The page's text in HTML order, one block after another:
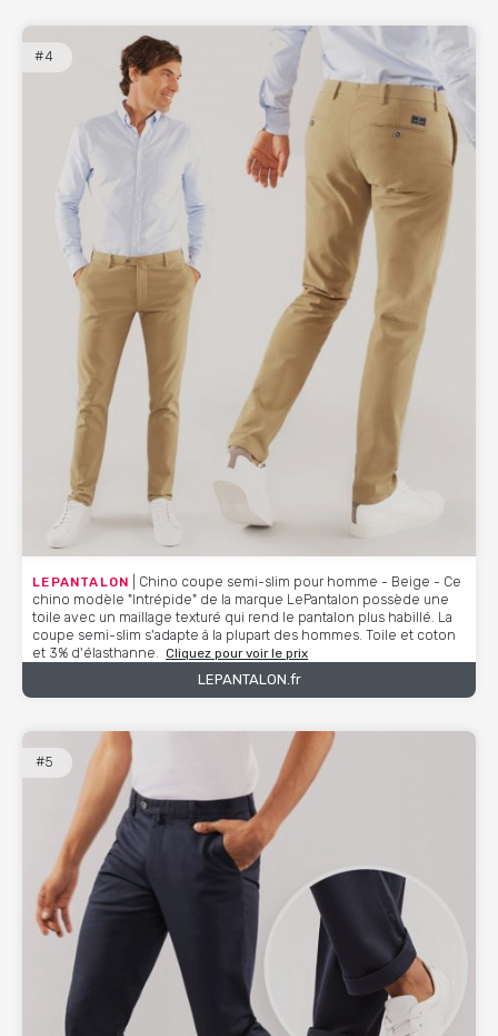
#4
LEPANTALON | Chino coupe semi-slim pour homme - Beige - Ce
chino modèle "Intrépide" de la marque LePantalon possède une
toile avec un maillage texturé qui rend le pantalon plus habillé. La
coupe semi-slim s'adapte à la plupart des hommes. Toile et coton
et 3% d'élasthanne.
Cliquez pour voir le prix
LEPANTALON.fr
#5